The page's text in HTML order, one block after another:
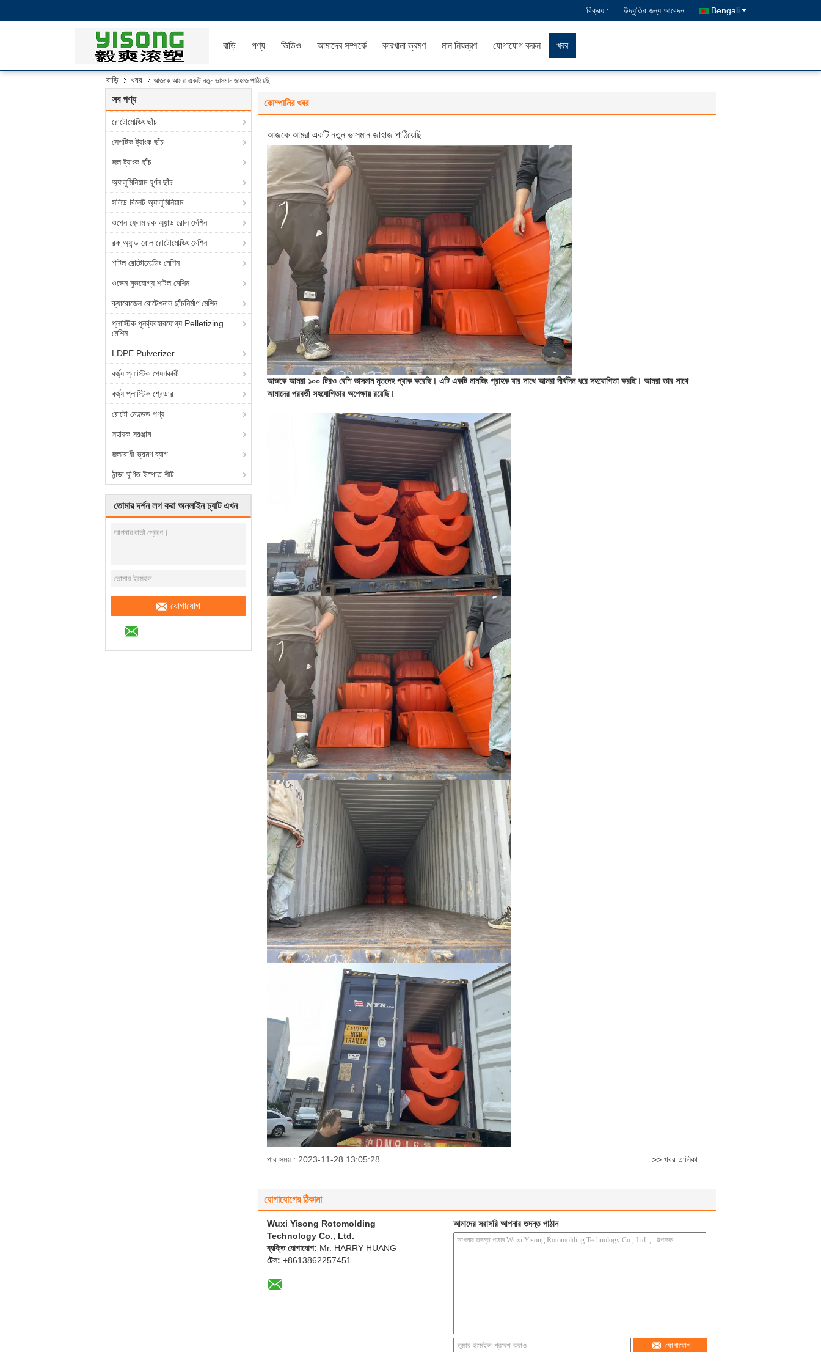
বিক্রয় : উদ্ধৃতির জন্য আবেদন Bengali
বাড়ি পণ্য ভিডিও আমাদের সম্পর্কে কারখানা ভ্রমণ মান নিয়ন্ত্রণ যোগাযোগ করুন খবর
বাড়ি খবর আজকে আমরা একটি নতুন ভাসমান জাহাজ পাঠিয়েছি
সব পণ্য
রোটোমোল্ডিং ছাঁচ
সেপটিক ট্যাংক ছাঁচ
জল ট্যাংক ছাঁচ
অ্যালুমিনিয়াম ঘূর্ণন ছাঁচ
সলিড বিলেট অ্যালুমিনিয়াম
ওপেন ফ্লেম রক অ্যান্ড রোল মেশিন
রক অ্যান্ড রোল রোটোমোল্ডিং মেশিন
শাটল রোটোমোল্ডিং মেশিন
ওভেন মুভযোগ্য শাটল মেশিন
ক্যারোজেল রোটেশনাল ছাঁচনির্মাণ মেশিন
প্লাস্টিক পুনর্ব্যবহারযোগ্য Pelletizing
মেশিন
LDPE Pulverizer
বর্জ্য প্লাস্টিক পেষণকারী
বর্জ্য প্লাস্টিক শ্রেডার
রোটো মোল্ডেড পণ্য
সহায়ক সরঞ্জাম
জলরোধী ভ্রমণ ব্যাগ
ঠান্ডা ঘূর্ণিত ইস্পাত শীট
তোমার দর্শন লগ করা অনলাইন চ্যাট এখন
যোগাযোগ
কোম্পানির খবর
আজকে আমরা একটি নতুন ভাসমান জাহাজ পাঠিয়েছি
আজকে আমরা ১০০ টিরও বেশি ভাসমান মৃতদেহ প্যাক করেছি। এটি একটি নানজিং গ্রাহক যার সাথে আমরা দীর্ঘদিন ধরে সহযোগিতা করছি। আমরা তার সাথে
আমাদের পরবর্তী সহযোগিতার অপেক্ষায় রয়েছি।
পাব সময় : 2023-11-28 13:05:28 >> খবর তালিকা
যোগাযোগের ঠিকানা
Wuxi Yisong Rotomolding
Technology Co., Ltd.
ব্যক্তি যোগাযোগ: Mr. HARRY HUANG
টেল: +8613862257451
আমাদের সরাসরি আপনার তদন্ত পাঠান
যোগাযোগ